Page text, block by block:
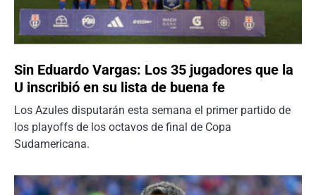
Sin Eduardo Vargas: Los 35 jugadores que la
U inscribió en su lista de buena fe
Los Azules disputarán esta semana el primer partido de
los playoffs de los octavos de final de Copa
Sudamericana.